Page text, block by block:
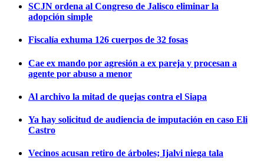
SCJN ordena al Congreso de Jalisco eliminar la
adopción simple
Fiscalía exhuma 126 cuerpos de 32 fosas
Cae ex mando por agresión a ex pareja y procesan a
agente por abuso a menor
Al archivo la mitad de quejas contra el Siapa
Ya hay solicitud de audiencia de imputación en caso Eli
Castro
Vecinos acusan retiro de árboles; Ijalvi niega tala